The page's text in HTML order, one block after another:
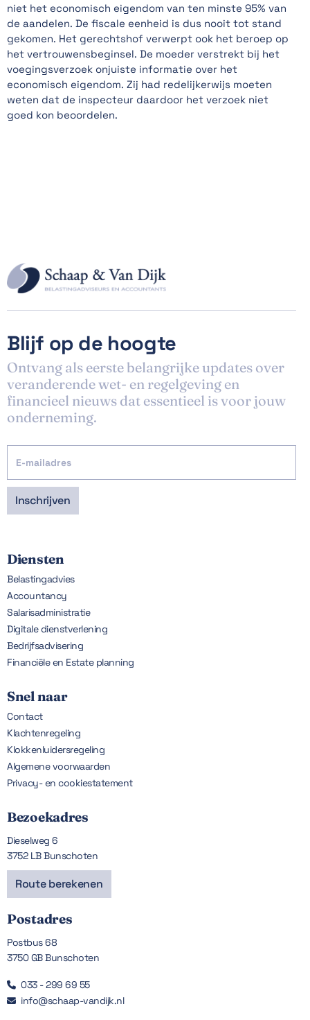
niet het economisch eigendom van ten minste 95% van
de aandelen. De fiscale eenheid is dus nooit tot stand
gekomen. Het gerechtshof verwerpt ook het beroep op
het vertrouwensbeginsel. De moeder verstrekt bij het
voegingsverzoek onjuiste informatie over het
economisch eigendom. Zij had redelijkerwijs moeten
weten dat de inspecteur daardoor het verzoek niet
goed kon beoordelen.
Blijf op de hoogte
Ontvang als eerste belangrijke updates over
veranderende wet- en regelgeving en
financieel nieuws dat essentieel is voor jouw
onderneming.
Diensten
Belastingadvies
Accountancy
Salarisadministratie
Digitale dienstverlening
Bedrijfsadvisering
Financiële en Estate planning
Snel naar
Contact
Klachtenregeling
Klokkenluidersregeling
Algemene voorwaarden
Privacy- en cookiestatement
Bezoekadres
Dieselweg 6
3752 LB Bunschoten
Route berekenen
Postadres
Postbus 68
3750 GB Bunschoten
 033 - 299 69 55
 info@schaap-vandijk.nl